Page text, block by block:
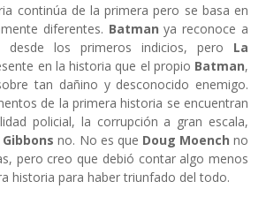
continúa de la primera pero se basa en
diferentes. Batman ya reconoce a
desde los primeros indicios, pero La
en la historia que el propio Batman,
tan dañino y desconocido enemigo.
de la primera historia se encuentran
policial, la corrupción a gran escala,
Gibbons no. No es que Doug Moench no
pero creo que debió contar algo menos
historia para haber triunfado del todo.